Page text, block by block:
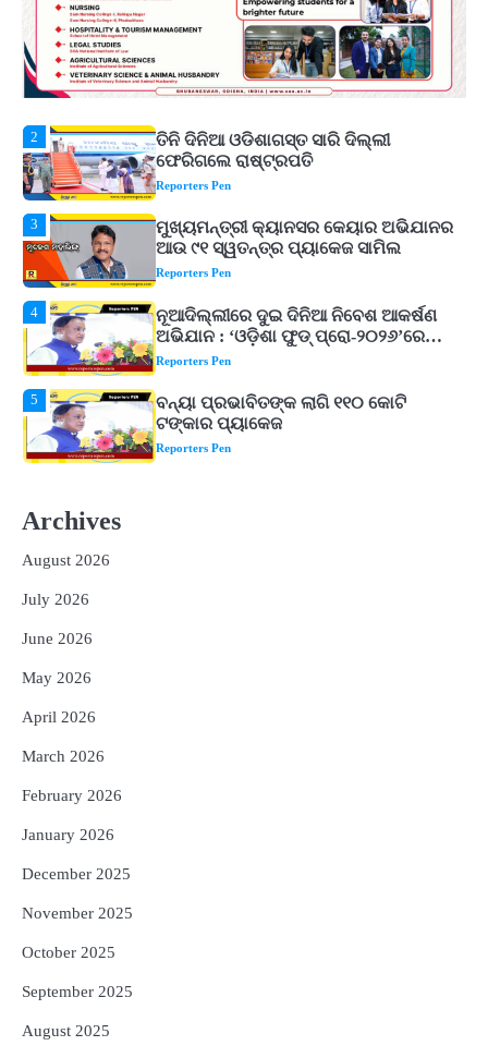
2
ତିନି ଦିନିଆ ଓଡିଶାଗସ୍ତ ସାରି ଦିଲ୍ଲୀ
ଫେରିଗଲେ ରାଷ୍ଟ୍ରପତି
Reporters Pen
3
ମୁଖ୍ୟମନ୍ତ୍ରୀ କ୍ୟାନସର କେୟାର ଅଭିଯାନର
ଆଉ ୯୧ ସ୍ୱତନ୍ତ୍ର ପ୍ୟାକେଜ ସାମିଲ
Reporters Pen
4
ନୂଆଦିଲ୍ଲୀରେ ଦୁଇ ଦିନିଆ ନିବେଶ ଆକର୍ଷଣ
ଅଭିଯାନ : ‘ଓଡ଼ିଶା ଫୁଡ୍ ପ୍ରୋ-୨୦୨୬’ରେ
ଖାଦ୍ୟ ପ୍ରକ୍ରିୟାକରଣ କ୍ଷେତ୍ରକୁ ମିଳିବ
Reporters Pen
5
ବନ୍ୟା ପ୍ରଭାବିତଙ୍କ ଲାଗି ୧୧୦ କୋଟି
ଟଙ୍କାର ପ୍ୟାକେଜ
Reporters Pen
1
ଆସାମରେ ଭୟଙ୍କର ବନ୍ୟା ମୃତ୍ୟୁ ସଂଖ୍ୟା
୮୯କୁ ବୃଦ୍ଧି
Reporters Pen
5
Archives
August 2026
July 2026
June 2026
May 2026
April 2026
March 2026
February 2026
January 2026
December 2025
November 2025
October 2025
September 2025
August 2025